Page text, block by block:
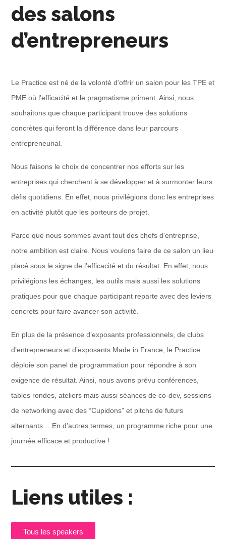
des salons
d’entrepreneurs
Le Practice est né de la volonté d’offrir un salon pour les TPE et
PME où l’efficacité et le pragmatisme priment. Ainsi, nous
souhaitons que chaque participant trouve des solutions
concrètes qui feront la différence dans leur parcours
entrepreneurial.
Nous faisons le choix de concentrer nos efforts sur les
entreprises qui cherchent à se développer et à surmonter leurs
défis quotidiens. En effet, nous privilégions donc les entreprises
en activité plutôt que les porteurs de projet.
Parce que nous sommes avant tout des chefs d’entreprise,
notre ambition est claire. Nous voulons faire de ce salon un lieu
placé sous le signe de l’efficacité et du résultat. En effet, nous
privilégions les échanges, les outils mais aussi les solutions
pratiques pour que chaque participant reparte avec des leviers
concrets pour faire avancer son activité.
En plus de la présence d’exposants professionnels, de clubs
d’entrepreneurs et d’exposants Made in France, le Practice
déploie son panel de programmation pour répondre à son
exigence de résultat. Ainsi, nous avons prévu conférences,
tables rondes, ateliers mais aussi séances de co-dev, sessions
de networking avec des “Cupidons” et pitchs de futurs
alternants… En d’autres termes, un programme riche pour une
journée efficace et productive !
Liens utiles :
Tous les speakers